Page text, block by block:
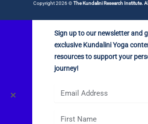
Copyright 2026 ©The Kundalini Research Institute.
✕
Sign up to our newsletter and
exclusive Kundalini Yoga
resources to support your
journey!